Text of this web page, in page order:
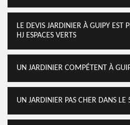
LE DEVIS JARDINIER À GUIPY EST
HJ ESPACES VERTS
UN JARDINIER COMPÉTENT À
UN JARDINIER PAS CHER DANS LE